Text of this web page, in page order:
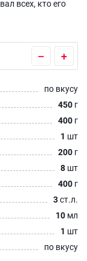
всех, кто его
– +
по вкусу
450 г
400 г
1 шт
200 г
8 шт
400 г
3ст.л.
10 мл
1 шт
по вкусу